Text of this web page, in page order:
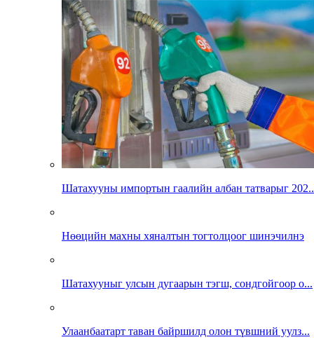
Шатахууны импортын гаалийн албан татварыг
Нөөцийн махны хяналтын тогтолцоог шинэчилнэ
Шатахууныг улсын дугаарын тэгш, сондгойгоор о...
Улаанбаатарт таван байршилд олон түвшний уулз...